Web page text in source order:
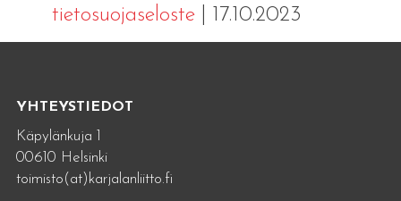
tietosuojaseloste| 17.10.2023
YHTEYSTIEDOT
Käpylänkuja 1
00610 Helsinki
toimisto(at)karjalanliitto.fi